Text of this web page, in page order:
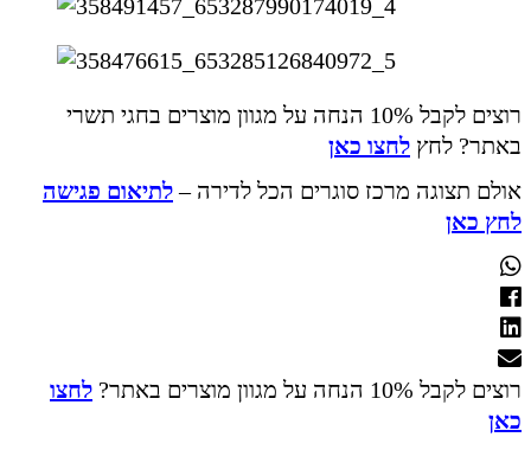
רוצים לקבל 10% הנחה על מגוון מוצרים בחגי תשרי
באתר? לחץ לחצו כאן
אולם תצוגה מרכז סוגרים הכל לדירה –לתיאום פגישה
לחץ כאן
רוצים לקבל 10% הנחה על מגוון מוצרים באתר?
לחצו
כאן